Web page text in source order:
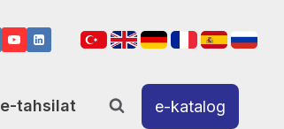
e-tahsilat e-katalog